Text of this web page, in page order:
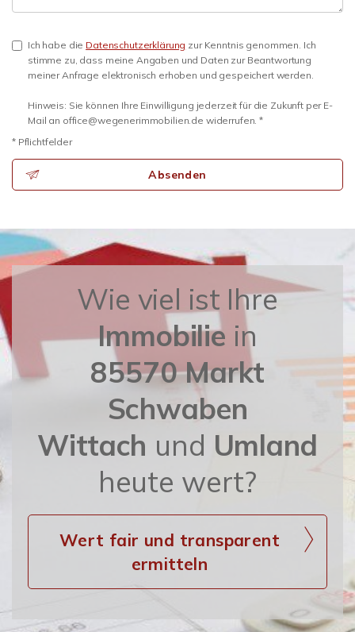
Ich habe die Datenschutzerklärung zur Kenntnis genommen. Ich
stimme zu, dass meine Angaben und Daten zur Beantwortung
meiner Anfrage elektronisch erhoben und gespeichert werden.
Hinweis: Sie können Ihre Einwilligung jederzeit für die Zukunft per E-
Mail an office@wegenerimmobilien.de widerrufen. *
* Pflichtfelder
Absenden
Wie viel ist Ihre
Immobilie in
85570 Markt
Schwaben
Wittach und Umland
heute wert?
Wert fair und transparent
ermitteln